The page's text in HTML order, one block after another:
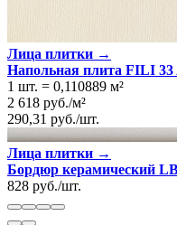
Лица плитки →
Напольная плита FILI 33
1 шт. = 0,110889 м²
2 618 руб./м²
290,31 руб./шт.
Лица плитки →
Бордюр керамический
828 руб./шт.